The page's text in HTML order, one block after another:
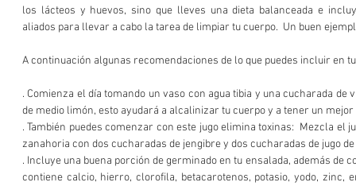
los lácteos y huevos, sino que lleves una dieta balanceada e
aliados para llevar a cabo la tarea de limpiar tu cuerpo.  Un buen
A continuación algunas recomendaciones de lo que puedes incluir en
. Comienza el día tomando un vaso con agua tibia y una cucharada de
de medio limón, esto ayudará a alcalinizar tu cuerpo y a tener un
. También puedes comenzar con este jugo elimina toxinas:  Mezcla el
zanahoria con dos cucharadas de jengibre y dos cucharadas de jugo
. Incluye una buena porción de germinado en tu ensalada, además de
contiene calcio, hierro, clorofila, betacarotenos, potasio, yodo, zinc,